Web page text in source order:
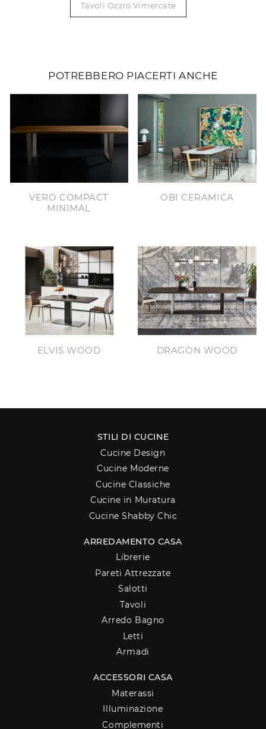
Tavoli Ozzio Vimercate
POTREBBERO PIACERTI ANCHE
VERO COMPACT
MINIMAL
OBI CERAMICA
ELVIS WOOD DRAGON WOOD
STILI DI CUCINE
Cucine Design
Cucine Moderne
Cucine Classiche
Cucine in Muratura
Cucine Shabby Chic
ARREDAMENTO CASA
Librerie
Pareti Attrezzate
Salotti
Tavoli
Arredo Bagno
Letti
Armadi
ACCESSORI CASA
Materassi
Illuminazione
Complementi